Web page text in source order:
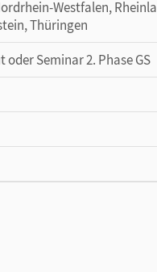
Westfalen,
Thüringen
Seminar 2. Phase GS